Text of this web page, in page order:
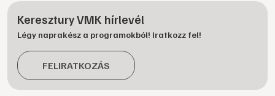
Keresztury VMK hírlevél
Légy naprakész a programokból! Iratkozz fel!
FELIRATKOZÁS